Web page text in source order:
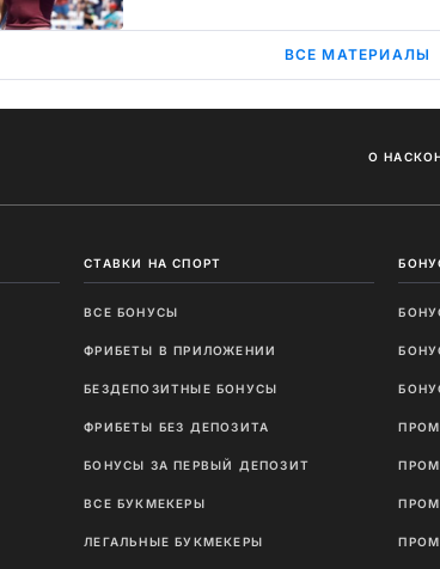
ВСЕ МАТЕРИАЛЫ
О НАС
СТАВКИ НА СПОРТ
ВСЕ БОНУСЫ
ФРИБЕТЫ В ПРИЛОЖЕНИИ
БЕЗДЕПОЗИТНЫЕ БОНУСЫ
ФРИБЕТЫ БЕЗ ДЕПОЗИТА
БОНУСЫ ЗА ПЕРВЫЙ ДЕПОЗИТ
ВСЕ БУКМЕКЕРЫ
ЛЕГАЛЬНЫЕ БУКМЕКЕРЫ